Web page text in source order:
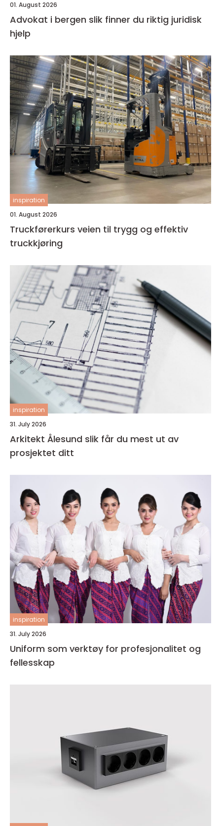
01. August 2026
Advokat i bergen slik finner du riktig juridisk
hjelp
inspiration
01. August 2026
Truckførerkurs veien til trygg og effektiv
truckkjøring
inspiration
31. July 2026
Arkitekt Ålesund slik får du mest ut av
prosjektet ditt
inspiration
31. July 2026
Uniform som verktøy for profesjonalitet og
fellesskap